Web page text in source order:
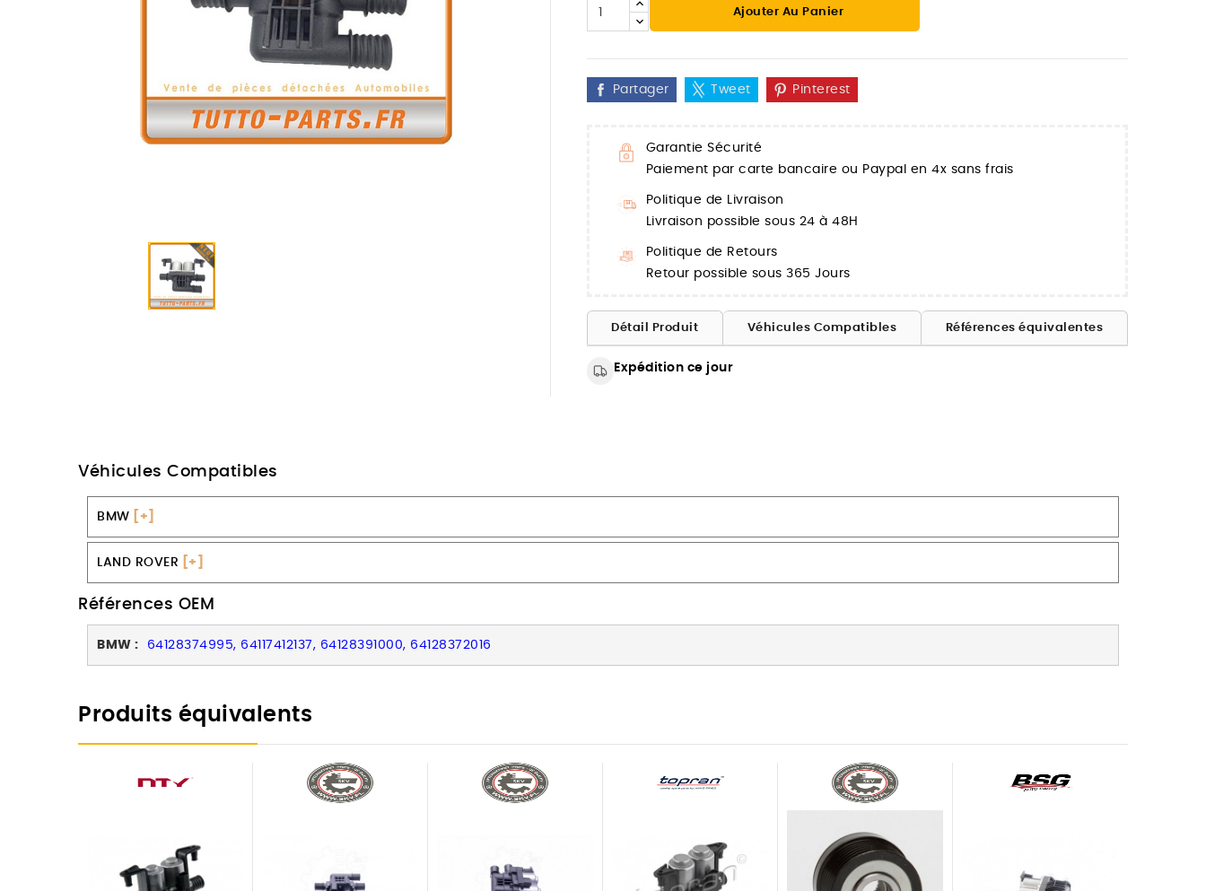
Ajouter Au Panier
Partager Tweet Pinterest
Garantie Sécurité
Paiement par carte bancaire ou Paypal en 4x sans frais
Politique de Livraison
Livraison possible sous 24 à 48H
Politique de Retours
Retour possible sous 365 Jours
Détail Produit Véhicules Compatibles Références équivalentes
Expédition ce jour
Véhicules Compatibles
BMW [+]
LAND ROVER [+]
Références OEM
BMW : 64128374995, 64117412137, 64128391000, 64128372016
Produits équivalents